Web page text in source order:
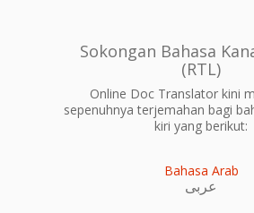
Sokongan Bahasa
(RTL)
Online Doc Translator kini
sepenuhnya terjemahan bagi
kiri yang berikut:
Bahasa Arab
عربى